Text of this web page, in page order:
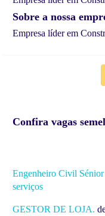
Sobre a nossa
Empresa líder em
Confira vagas
Engenheiro Civil Sénior
serviços
GESTOR DE LOJA.